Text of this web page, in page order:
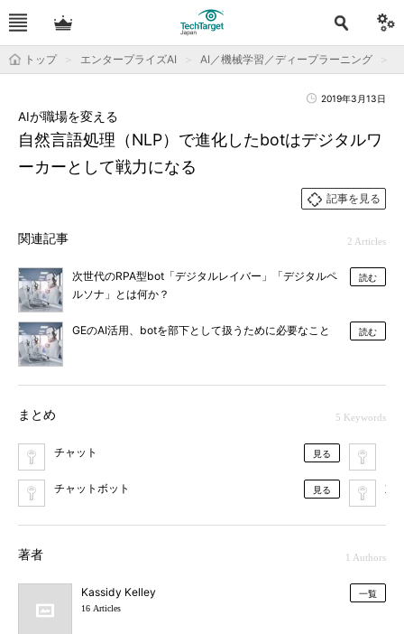
トップ エンタープライズAI AI／機械学習／ディープラーニング
2019年3月13日
自然言語処理（NLP）で進化したbotはデジタルワ
ーカーとして戦力になる
AIが職場を変える
記事を見る
関連記事 2 Articles
次世代のRPA型bot「デジタルレイバー」「デジタルペ
ルソナ」とは何か？
読む
GEのAI活用、botを部下として扱うために必要なこと 読む
まとめ 5 Keywords
チャット 見る
チャットボット 見る 対
著者 1 Authors
Kassidy Kelley
16 Articles
一覧